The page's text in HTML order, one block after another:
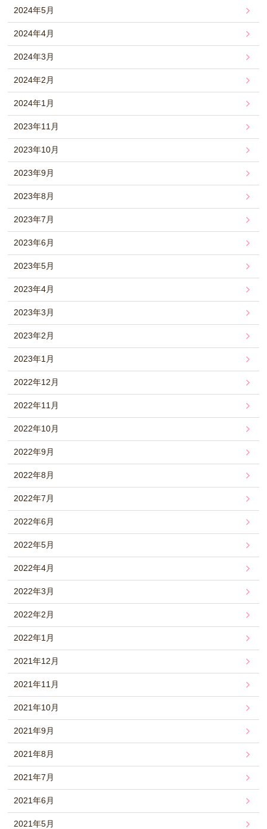
2024年5月
2024年4月
2024年3月
2024年2月
2024年1月
2023年11月
2023年10月
2023年9月
2023年8月
2023年7月
2023年6月
2023年5月
2023年4月
2023年3月
2023年2月
2023年1月
2022年12月
2022年11月
2022年10月
2022年9月
2022年8月
2022年7月
2022年6月
2022年5月
2022年4月
2022年3月
2022年2月
2022年1月
2021年12月
2021年11月
2021年10月
2021年9月
2021年8月
2021年7月
2021年6月
2021年5月